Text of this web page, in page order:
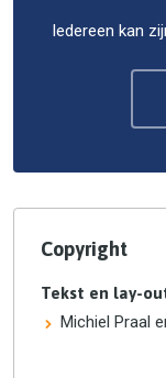
Iedereen kan
Copyright
Tekst en lay-
Michiel Praal